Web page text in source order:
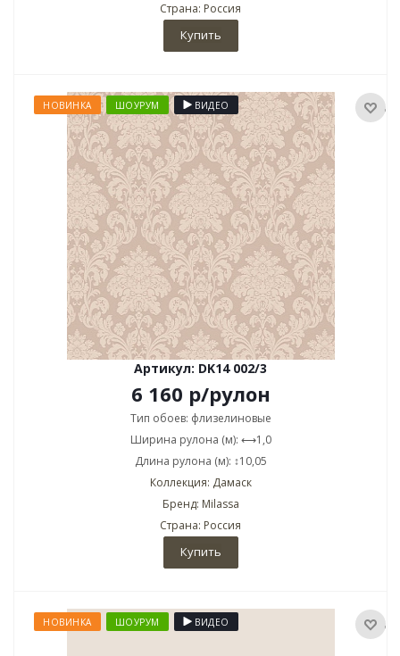
Страна: Россия
Купить
НОВИНКА ШОУРУМ ВИДЕО
Артикул: DK14 002/3
6 160 р/рулон
Тип обоев: флизелиновые
Ширина рулона (м): ⟷1,0
Длина рулона (м): ↕10,05
Коллекция: Дамаск
Бренд: Milassa
Страна: Россия
Купить
НОВИНКА ШОУРУМ ВИДЕО